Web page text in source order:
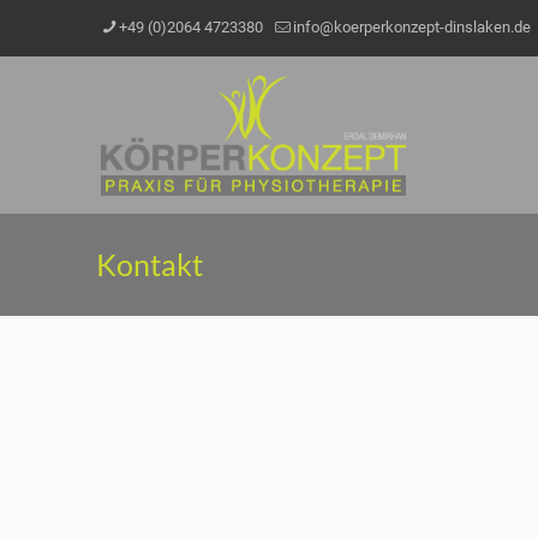
+49 (0)2064 4723380 info@koerperkonzept-dinslaken.de
Kontakt